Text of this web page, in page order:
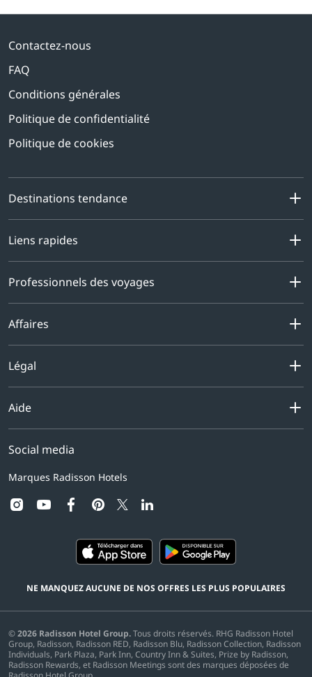
Contactez-nous
FAQ
Conditions générales
Politique de confidentialité
Politique de cookies
Destinations tendance
Liens rapides
Professionnels des voyages
Affaires
Légal
Aide
Social media
Marques Radisson Hotels
instagram
youtubefacebook
pinterest
twitter
NE MANQUEZ AUCUNE DE NOS OFFRES LES PLUS POPULAIRES
©2026 Radisson Hotel Group.Tous droits réservés. RHG Radisson Hotel
Group, Radisson, Radisson RED, Radisson Blu, Radisson Collection, Radisson
Individuals, Park Plaza, Park Inn, Country Inn & Suites, Prize by Radisson,
Radisson Rewards, et Radisson Meetings sont des marques déposées de